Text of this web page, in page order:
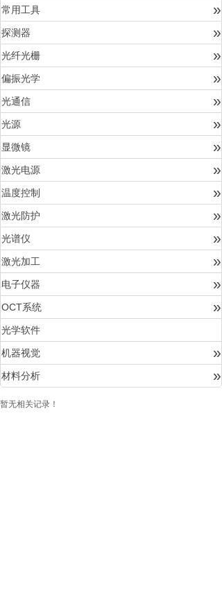
常用工具 »
探测器 »
光纤光栅 »
偏振光学 »
光通信 »
光源 »
显微镜 »
激光电源 »
温度控制 »
激光防护 »
光谱仪 »
激光加工 »
电子仪器 »
OCT系统 »
光学软件
机器视觉 »
材料分析 »
暂无相关记录！